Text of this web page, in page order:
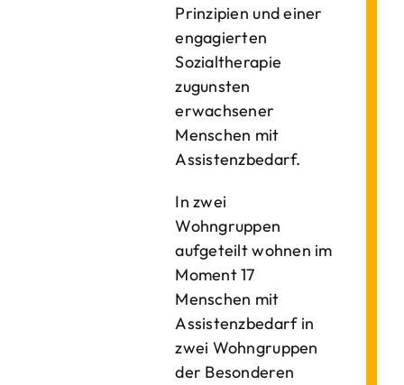
Prinzipien und einer
engagierten
Sozialtherapie
zugunsten
erwachsener
Menschen mit
Assistenzbedarf.
In zwei
Wohngruppen
aufgeteilt wohnen im
Moment 17
Menschen mit
Assistenzbedarf in
zwei Wohngruppen
der Besonderen